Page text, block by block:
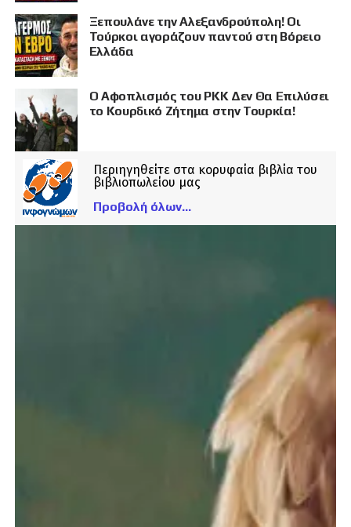
Ξεπουλάνε την Αλεξανδρούπολη! Οι
Τούρκοι αγοράζουν παντού στη Βόρειο
Ελλάδα
Ο Αφοπλισμός του PKK Δεν Θα Επιλύσει
το Κουρδικό Ζήτημα στην Τουρκία!
Περιηγηθείτε στα κορυφαία βιβλία του
βιβλιοπωλείου μας
Προβολή όλων